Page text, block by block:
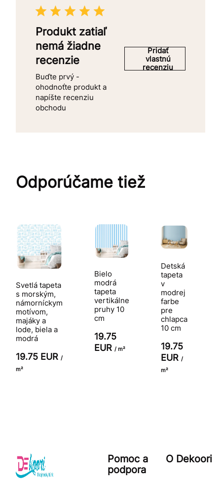
Produkt zatiaľ
nemá žiadne
recenzie
Buďte prvý -
ohodnoťte produkt a
napíšte recenziu
obchodu
Pridať
vlastnú
recenziu
Odporúčame tiež
Svetlá tapeta
s morským,
námorníckym
motívom,
majáky a
lode, biela a
modrá
19.75 EUR /
m²
Bielo
modrá
tapeta
vertikálne
pruhy 10
cm
19.75
EUR / m²
Detská
tapeta
v
modrej
farbe
pre
chlapca
10 cm
19.75
EUR /
m²
Pomoc a
podpora
O Dekoori